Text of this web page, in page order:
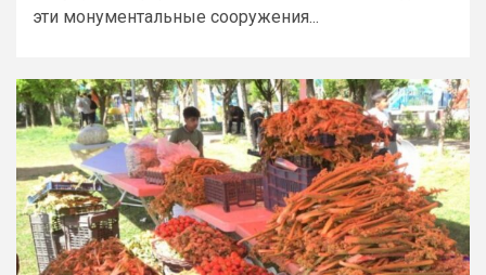
эти монументальные сооружения...